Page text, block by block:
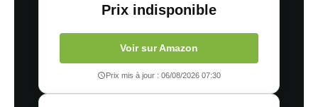
Prix indisponible
Voir sur Amazon
Prix mis à jour : 06/08/2026 07:30